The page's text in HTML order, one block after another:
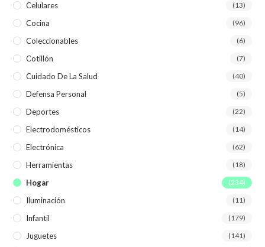
Celulares (13)
Cocina (96)
Coleccionables (6)
Cotillón (7)
Cuidado De La Salud (40)
Defensa Personal (5)
Deportes (22)
Electrodomésticos (14)
Electrónica (62)
Herramientas (18)
Hogar (234)
Iluminación (11)
Infantil (179)
Juguetes (141)